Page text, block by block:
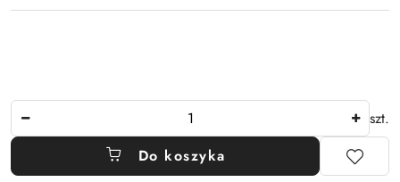
szt.
Do koszyka